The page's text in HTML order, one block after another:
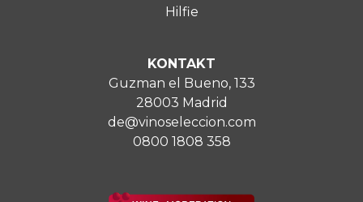
Hilfie
KONTAKT
Guzman el Bueno, 133
28003 Madrid
de@vinoseleccion.com
0800 1808 358